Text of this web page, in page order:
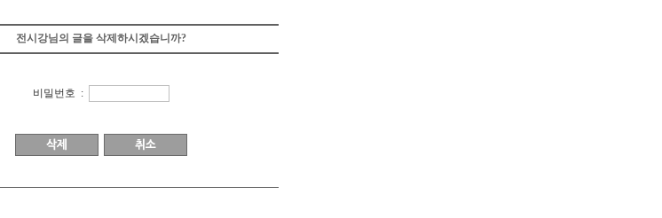
전시강님의 글을 삭제하시겠습니까?
비밀번호 :